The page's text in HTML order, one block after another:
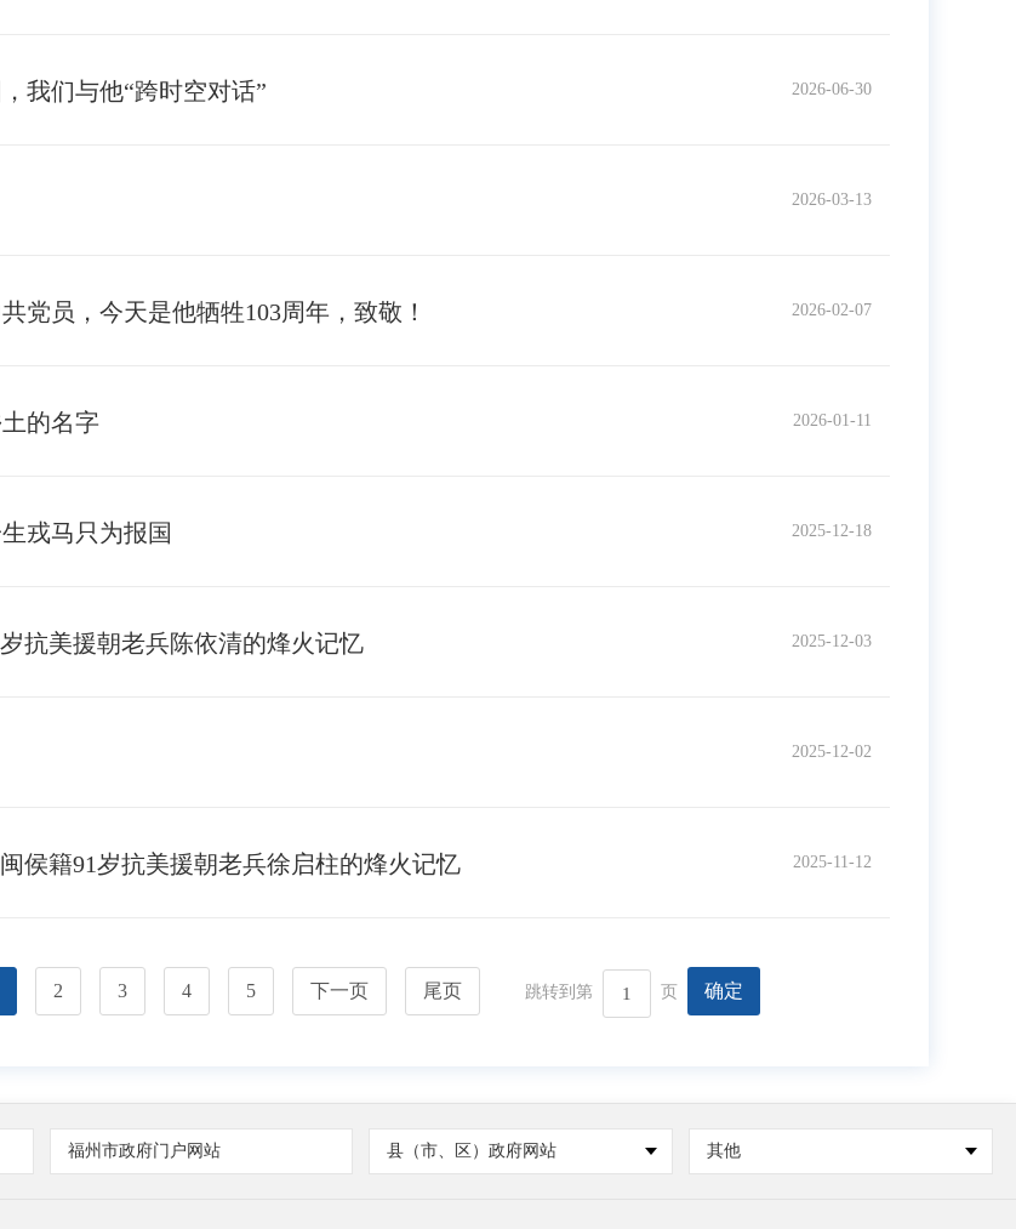
2026-06-30
我们与他“跨时空对话”
2026-03-13
2026-02-07
党员，今天是他牺牲103周年，致敬！
2026-01-11
的名字
2025-12-18
戎马只为报国
2025-12-03
抗美援朝老兵陈依清的烽火记忆
2025-12-02
2025-11-12
侯籍91岁抗美援朝老兵徐启柱的烽火记忆
2 3 4 5 下一页 尾页 跳转到第 页 确定
福州市政府门户网站 县（市、区）政府网站 其他